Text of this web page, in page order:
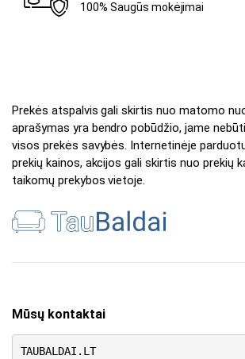
100% Saugūs mokėjimai
Prekės atspalvis gali skirtis nuo matomo
aprašymas yra bendro pobūdžio, jame
visos prekės savybės. Internetinėje
prekių kainos, akcijos gali skirtis nuo prekių
taikomų prekybos vietoje.
Mūsų kontaktai
TAUBALDAI.LT